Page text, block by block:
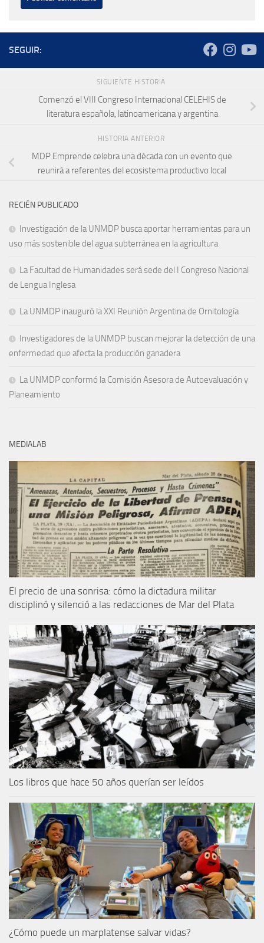
SEGUIR:
SIGUIENTE HISTORIA
Comenzó el VIII Congreso Internacional CELEHIS de
literatura española, latinoamericana y argentina
HISTORIA ANTERIOR
MDP Emprende celebra una década con un evento que
reunirá a referentes del ecosistema productivo local
RECIÉN PUBLICADO
Investigación de la UNMDP busca aportar herramientas para un
uso más sostenible del agua subterránea en la agricultura
La Facultad de Humanidades será sede del I Congreso Nacional
de Lengua Inglesa
La UNMDP inauguró la XXI Reunión Argentina de Ornitología
Investigadores de la UNMDP buscan mejorar la detección de una
enfermedad que afecta la producción ganadera
La UNMDP conformó la Comisión Asesora de Autoevaluación y
Planeamiento
MEDIALAB
El precio de una sonrisa: cómo la dictadura militar
disciplinó y silenció a las redacciones de Mar del Plata
Los libros que hace 50 años querían ser leídos
¿Cómo puede un marplatense salvar vidas?